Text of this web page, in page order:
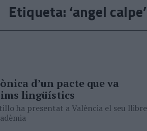
Etiqueta: ‘angel calpe’
d’un pacte que va
lingüístics
ha presentat a València el seu llibre